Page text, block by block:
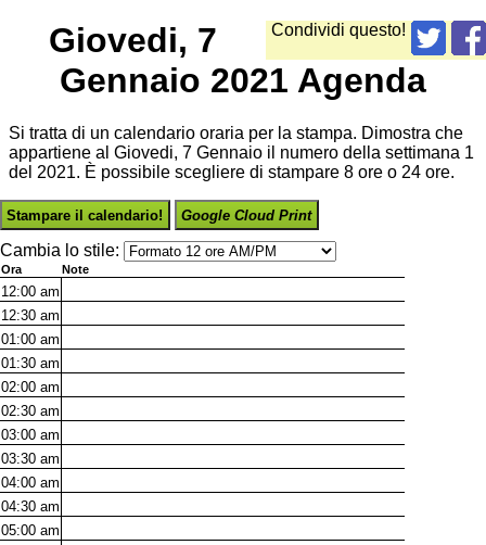
Condividi questo!
Giovedi, 7
Gennaio 2021 Agenda
Si tratta di un calendario oraria per la stampa. Dimostra che
appartiene al Giovedi, 7 Gennaio il numero della settimana 1
del 2021. È possibile scegliere di stampare 8 ore o 24 ore.
Stampare il calendario! Google Cloud Print
Cambia lo stile:
Ora Note
12:00 am
12:30 am
01:00 am
01:30 am
02:00 am
02:30 am
03:00 am
03:30 am
04:00 am
04:30 am
05:00 am